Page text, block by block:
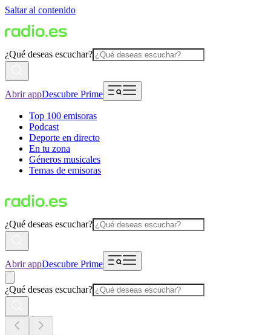
Saltar al contenido
¿Qué deseas escuchar?
Abrir appDescubre Prime
Top 100 emisoras
Podcast
Deporte en directo
En tu zona
Géneros musicales
Temas de emisoras
¿Qué deseas escuchar?
Abrir appDescubre Prime
¿Qué deseas escuchar?